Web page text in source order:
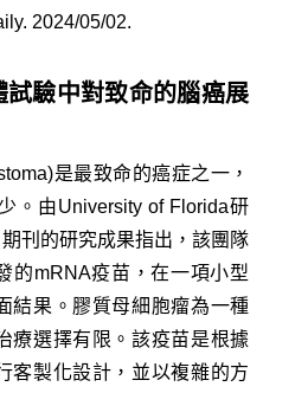
2024/05/02.
驗中對致命的腦癌展
是最致命的癌症之一，
。由University of Florida研
刊的研究成果指出，該團隊
的mRNA疫苗，在一項小型
結果。膠質母細胞瘤為一種
療選擇有限。該疫苗是根據
客製化設計，並以複雜的方